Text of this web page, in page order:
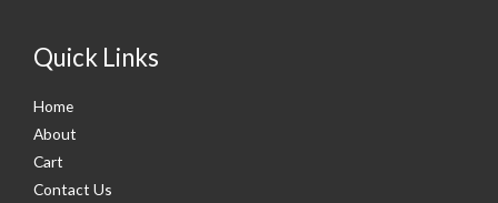
Quick Links
Home
About
Cart
Contact Us